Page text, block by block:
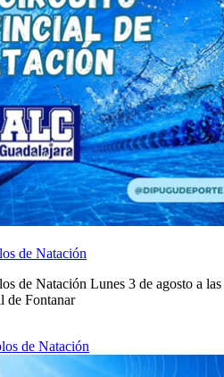
de Natación
de Natación Lunes 3 de agosto a las
de Fontanar
de Natación